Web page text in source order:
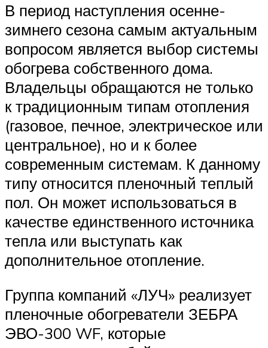
В период наступления осенне-
зимнего сезона самым актуальным
вопросом является выбор системы
обогрева собственного дома.
Владельцы обращаются не только
к традиционным типам отопления
(газовое, печное, электрическое или
центральное), но и к более
современным системам. К данному
типу относится пленочный теплый
пол. Он может использоваться в
качестве единственного источника
тепла или выступать как
дополнительное отопление.
Группа компаний «ЛУЧ» реализует
пленочные обогреватели ЗЕБРА
ЭВО-300 WF, которые